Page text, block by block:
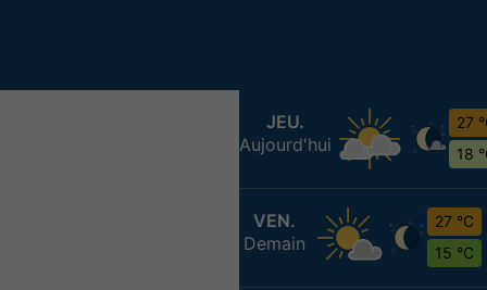
JEU.
Aujourd'hui
27
18
VEN.
Demain
27 °C
15 °C